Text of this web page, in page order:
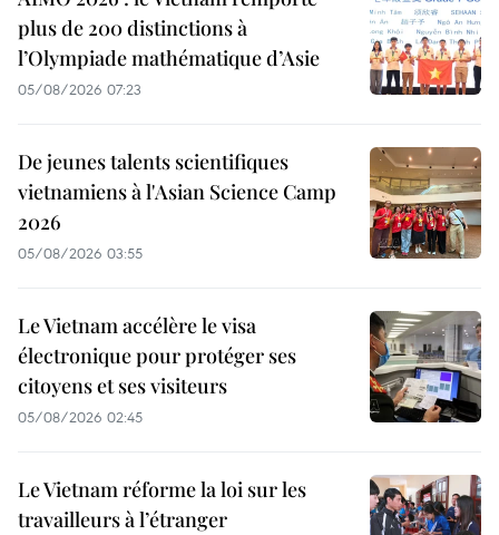
plus de 200 distinctions à
l’Olympiade mathématique d’Asie
05/08/2026 07:23
De jeunes talents scientifiques
vietnamiens à l'Asian Science Camp
2026
05/08/2026 03:55
Le Vietnam accélère le visa
électronique pour protéger ses
citoyens et ses visiteurs
05/08/2026 02:45
Le Vietnam réforme la loi sur les
travailleurs à l’étranger